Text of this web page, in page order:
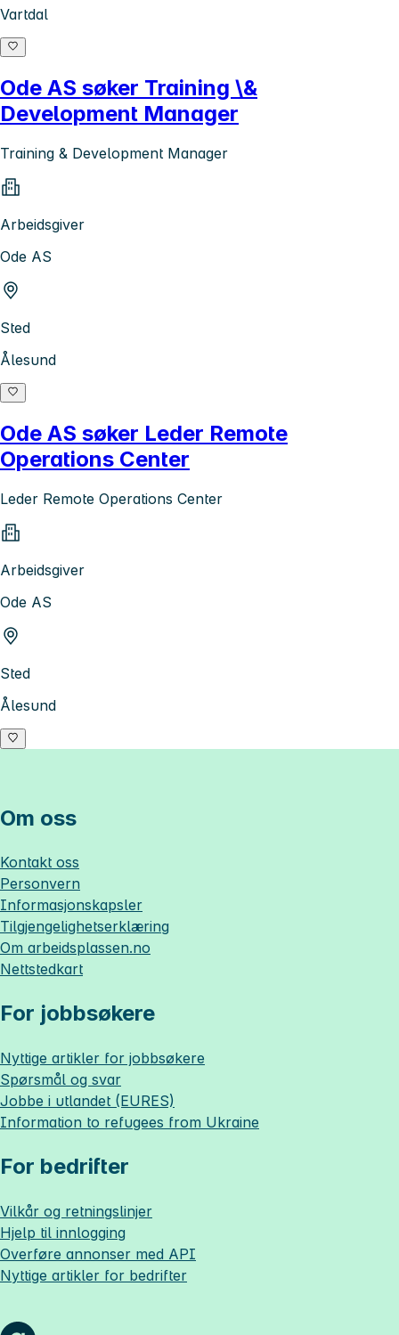
Vartdal
Ode AS søker Training \&
Development Manager
Training & Development Manager
Arbeidsgiver
Ode AS
Sted
Ålesund
Ode AS søker Leder Remote
Operations Center
Leder Remote Operations Center
Arbeidsgiver
Ode AS
Sted
Ålesund
Om oss
Kontakt oss
Personvern
Informasjonskapsler
Tilgjengelighetserklæring
Om arbeidsplassen.no
Nettstedkart
For jobbsøkere
Nyttige artikler for jobbsøkere
Spørsmål og svar
Jobbe i utlandet (EURES)
Information to refugees from Ukraine
For bedrifter
Vilkår og retningslinjer
Hjelp til innlogging
Overføre annonser med API
Nyttige artikler for bedrifter